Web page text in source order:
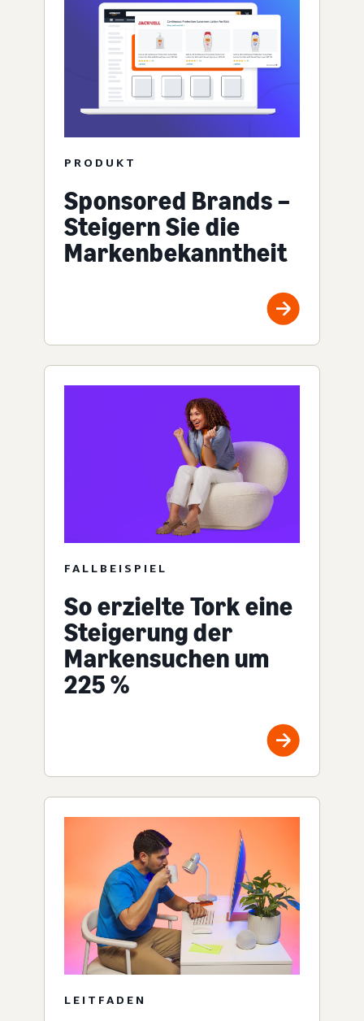
PRODUKT
Sponsored Brands –
Steigern Sie die
Markenbekanntheit
FALLBEISPIEL
So erzielte Tork eine
Steigerung der
Markensuchen um
225 %
LEITFADEN